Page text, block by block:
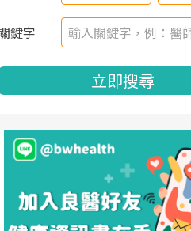
鍵字
立即搜尋